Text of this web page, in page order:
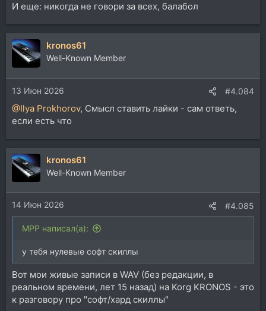
И еще: никогда не говори за всех, балабол
kronos61
Well-Known Member
13 Июн 2026 #4.084
@Ilya Prokhorov, Смысл ставить лайки - сам ответь,
если есть что
kronos61
Well-Known Member
14 Июн 2026 #4.085
MPP написал(а):
у тебя нулевые софт скиллы
Вот мои живые записи в WAV (без редакции, в
реальном времени, лет 15 назад) на Korg KRONOS - это
к разговору про "софт/хард скиллы"